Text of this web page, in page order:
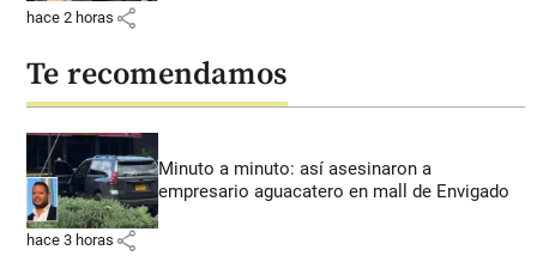
hace 2 horas share
Te recomendamos
Minuto a minuto: así asesinaron a
empresario aguacatero en mall de Envigado
hace 3 horas share